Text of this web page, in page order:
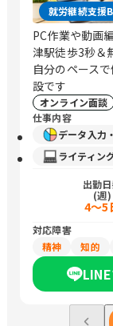
就労継続支援
PC作業や動画
津駅徒歩3秒＆
自分のペース
設です
オンライン面談
仕事内容
データ入力
ライティン
出勤
(週)
4〜5
対応障害
精神
知的